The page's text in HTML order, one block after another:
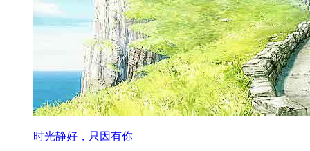
时光静好，只因有你